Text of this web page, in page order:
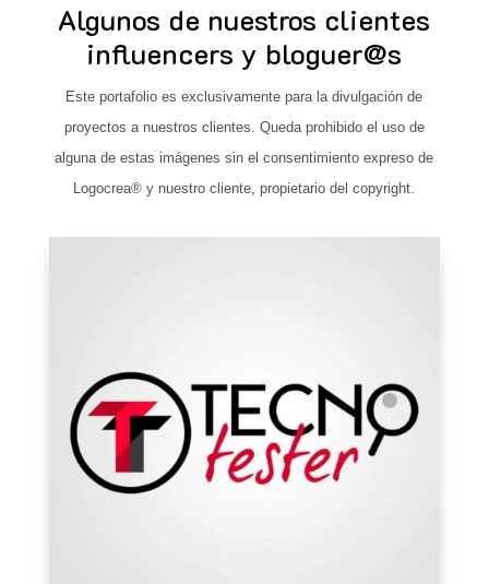
Algunos de nuestros clientes
influencers y bloguer@s
Este portafolio es exclusivamente para la divulgación de
proyectos a nuestros clientes. Queda prohibido el uso de
alguna de estas imágenes sin el consentimiento expreso de
Logocrea® y nuestro cliente, propietario del copyright.